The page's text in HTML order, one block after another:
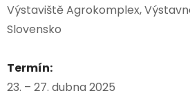
Výstaviště Agrokomplex,
Slovensko
Termín:
23. – 27. dubna 2025